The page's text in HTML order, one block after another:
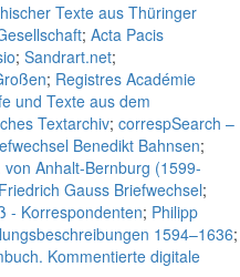
Texte aus Thüringer
; Acta Pacis
; Sandrart.net;
; Registres Académie
und Texte aus dem
Textarchiv; correspSearch –
Benedikt Bahnsen;
Anhalt-Bernburg (1599-
Gauss Briefwechsel;
- Korrespondenten; Philipp
1594–1636;
Kommentierte digitale